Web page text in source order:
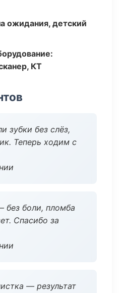
ожидания, детский
КТ
зубки без слёз,
Теперь ходим с
без боли, пломба
Спасибо за
— результат